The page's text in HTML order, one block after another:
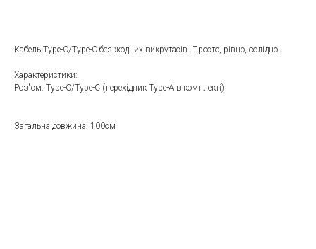
Кабель Type-C/Type-C без жодних викрутасів. Просто, рівно, солідно.
Характеристики:
Роз'єм: Type-C/Type-C (перехідник Type-A в комплекті)
Загальна довжина: 100см